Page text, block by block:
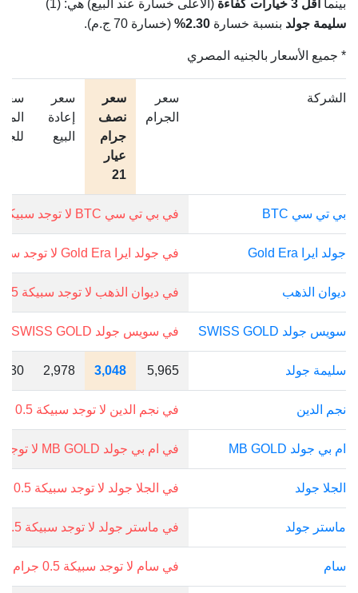
بينما أقل 3 خيارات كفاءة
(الأعلى خسارة عند البيع) هي: (1)
سليمة جولد بنسبة خسارة 2.30% (خسارة 70 ج.م).
* جميع الأسعار بالجنيه المصري
الشركة
سعر
الجرام
سعر
نصف
جرام
عيار
21
سعر
إعادة
البيع
سعر
بي تي سي BTC في بي تي سي BTC لا توجد سبيكة 0.5 جرام.
جولد ايرا Gold Era في جولد ايرا Gold Era لا توجد سبيكة 0.5 جرام.
ديوان الذهب في ديوان الذهب لا توجد سبيكة 0.5 جرام.
سويس جولد SWISS GOLD في سويس جولد SWISS GOLD لا توجد سبيكة 0.5 جرام.
سليمة جولد 5,965
3,048
2,978
130
نجم الدين في نجم الدين لا توجد سبيكة 0.5 جرام.
ام بي جولد MB GOLD في ام بي جولد MB GOLD لا توجد سبيكة 0.5 جرام.
الجلا جولد في الجلا جولد لا توجد سبيكة 0.5 جرام.
ماستر جولد في ماستر جولد لا توجد سبيكة 0.5 جرام.
سام في سام لا توجد سبيكة 0.5 جرام.